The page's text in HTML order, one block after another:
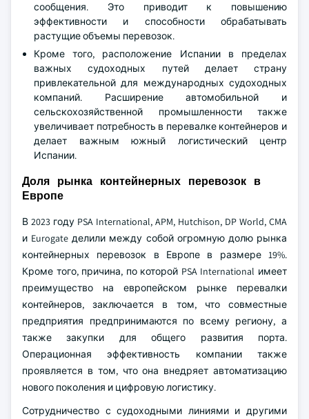
сообщения. Это приводит к повышению
эффективности и способности обрабатывать
растущие объемы перевозок.
Кроме того, расположение Испании в пределах
важных судоходных путей делает страну
привлекательной для международных судоходных
компаний. Расширение автомобильной и
сельскохозяйственной промышленности также
увеличивает потребность в перевалке контейнеров и
делает важным южный логистический центр
Испании.
Доля рынка контейнерных перевозок в
Европе
В 2023 году PSA International, APM, Hutchison, DP World, CMA
и Eurogate делили между собой огромную долю рынка
контейнерных перевозок в Европе в размере 19%.
Кроме того, причина, по которой PSA International имеет
преимущество на европейском рынке перевалки
контейнеров, заключается в том, что совместные
предприятия предпринимаются по всему региону, а
также закупки для общего развития порта.
Операционная эффективность компании также
проявляется в том, что она внедряет автоматизацию
нового поколения и цифровую логистику.
Сотрудничество с судоходными линиями и другими